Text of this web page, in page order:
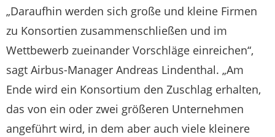
„Daraufhin werden sich große und kleine Firmen
zu Konsortien zusammenschließen und im
Wettbewerb zueinander Vorschläge einreichen“,
sagt Airbus-Manager Andreas Lindenthal. „Am
Ende wird ein Konsortium den Zuschlag erhalten,
das von ein oder zwei größeren Unternehmen
angeführt wird, in dem aber auch viele kleinere